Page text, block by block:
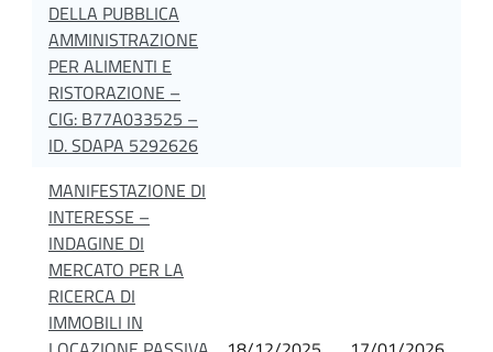
DELLA PUBBLICA
AMMINISTRAZIONE
PER ALIMENTI E
RISTORAZIONE –
CIG: B77A033525 –
ID. SDAPA 5292626
MANIFESTAZIONE DI
INTERESSE –
INDAGINE DI
MERCATO PER LA
RICERCA DI
IMMOBILI IN